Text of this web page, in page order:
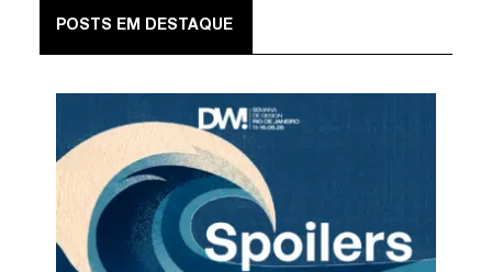
POSTS EM DESTAQUE